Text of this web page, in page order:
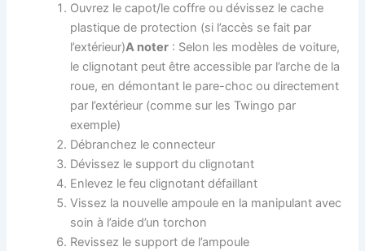
Ouvrez le capot/le coffre ou dévissez le cache
plastique de protection (si l’accès se fait par
l’extérieur)A noter : Selon les modèles de voiture,
le clignotant peut être accessible par l’arche de la
roue, en démontant le pare-choc ou directement
par l’extérieur (comme sur les Twingo par
exemple)
Débranchez le connecteur
Dévissez le support du clignotant
Enlevez le feu clignotant défaillant
Vissez la nouvelle ampoule en la manipulant avec
soin à l’aide d’un torchon
Revissez le support de l’ampoule